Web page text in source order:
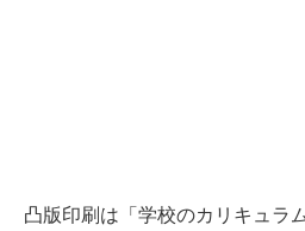
凸版印刷は「学校のカリキュラ